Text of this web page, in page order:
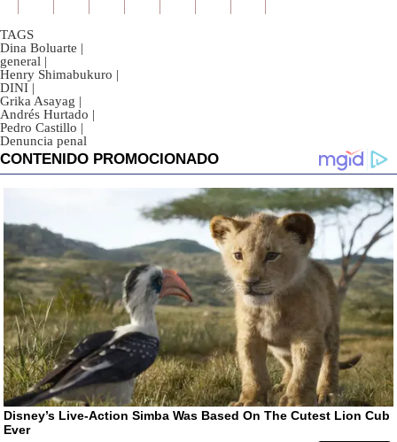
TAGS
Dina Boluarte |
general |
Henry Shimabukuro |
DINI |
Grika Asayag |
Andrés Hurtado |
Pedro Castillo |
Denuncia penal